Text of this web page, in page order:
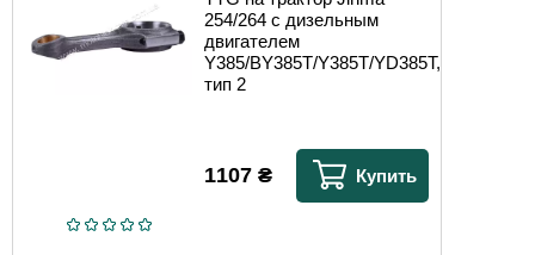
254/264 с дизельным
двигателем
Y385/BY385T/Y385T/YD385T,
тип 2
1107 ₴ Купить